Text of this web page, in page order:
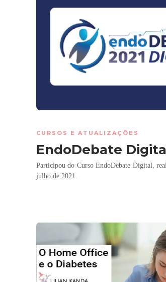
CURSOS E ATUALIZAÇÕES
EndoDebate
Participou do Curso EndoDebate Digital,
julho de 2021.